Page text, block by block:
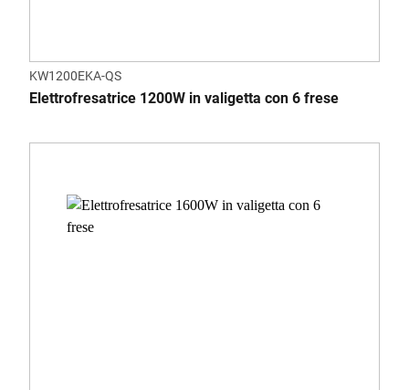
KW1200EKA-QS
Elettrofresatrice 1200W in valigetta con 6 frese